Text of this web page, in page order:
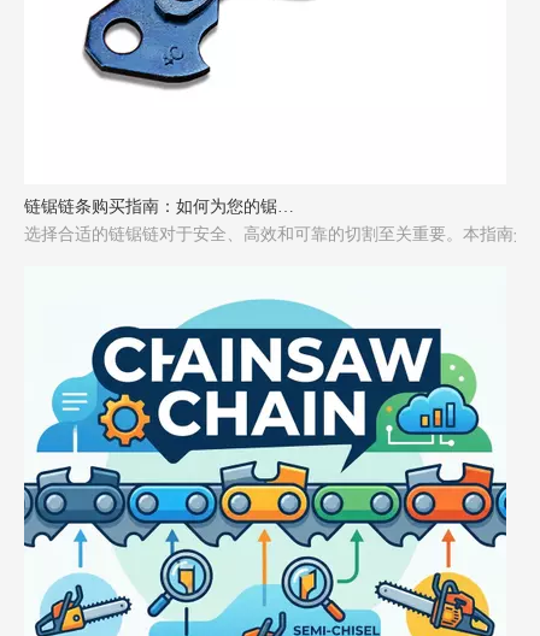
选择合适的链锯链对于安全、高效和可靠的切割至关重要。本指南